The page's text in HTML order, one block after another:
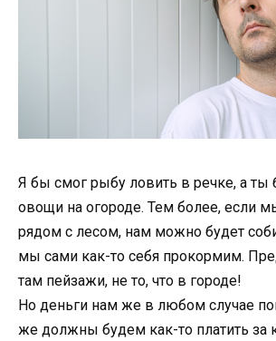
Я бы смог рыбу ловить в речке, а ты
овощи на огороде. Тем более, если
рядом с лесом, нам можно будет
мы сами как-то себя прокормим.
там пейзажи, не то, что в городе!
Но деньги нам же в любом случае
же должны будем как-то платить